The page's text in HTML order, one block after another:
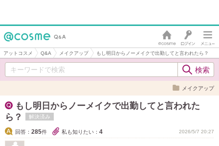
アットコスメ Q&A メイクアップ もし明日からノーメイクで出勤してと言われたら？
メイクアップ
もし明日からノーメイクで出勤してと言われた
ら？
解決済み
回答： 285件 私も知りたい： 4 2026/5/7 20:27